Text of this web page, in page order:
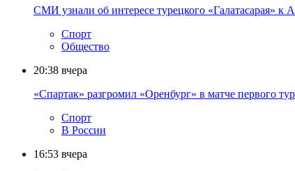
СМИ узнали об интересе турецкого «Галатасарая» к
Спорт
Общество
20:38 вчера
«Спартак» разгромил «Оренбург» в матче первого
Спорт
В России
16:53 вчера